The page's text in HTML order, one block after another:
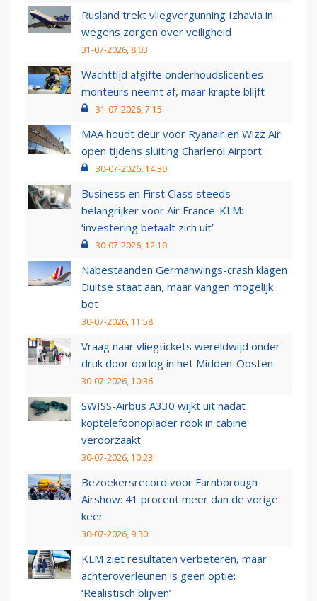
Rusland trekt vliegvergunning Izhavia in
wegens zorgen over veiligheid
31-07-2026, 8:03
Wachttijd afgifte onderhoudslicenties
monteurs neemt af, maar krapte blijft
31-07-2026, 7:15
MAA houdt deur voor Ryanair en Wizz Air
open tijdens sluiting Charleroi Airport
30-07-2026, 14:30
Business en First Class steeds
belangrijker voor Air France-KLM:
‘investering betaalt zich uit’
30-07-2026, 12:10
Nabestaanden Germanwings-crash klagen
Duitse staat aan, maar vangen mogelijk
bot
30-07-2026, 11:58
Vraag naar vliegtickets wereldwijd onder
druk door oorlog in het Midden-Oosten
30-07-2026, 10:36
SWISS-Airbus A330 wijkt uit nadat
koptelefoonoplader rook in cabine
veroorzaakt
30-07-2026, 10:23
Bezoekersrecord voor Farnborough
Airshow: 41 procent meer dan de vorige
keer
30-07-2026, 9:30
KLM ziet resultaten verbeteren, maar
achteroverleunen is geen optie:
‘Realistisch blijven’